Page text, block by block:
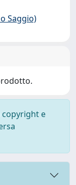
Saggio)
copyright e